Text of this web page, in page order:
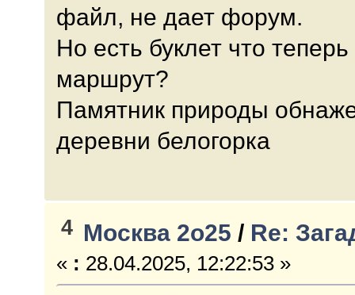
файл, не дает форум.
Но есть буклет что
маршрут?
Памятник природы
деревни белогорка
4 Москва 2о25 / Re:
« : 28.04.2025, 12:22:53 »